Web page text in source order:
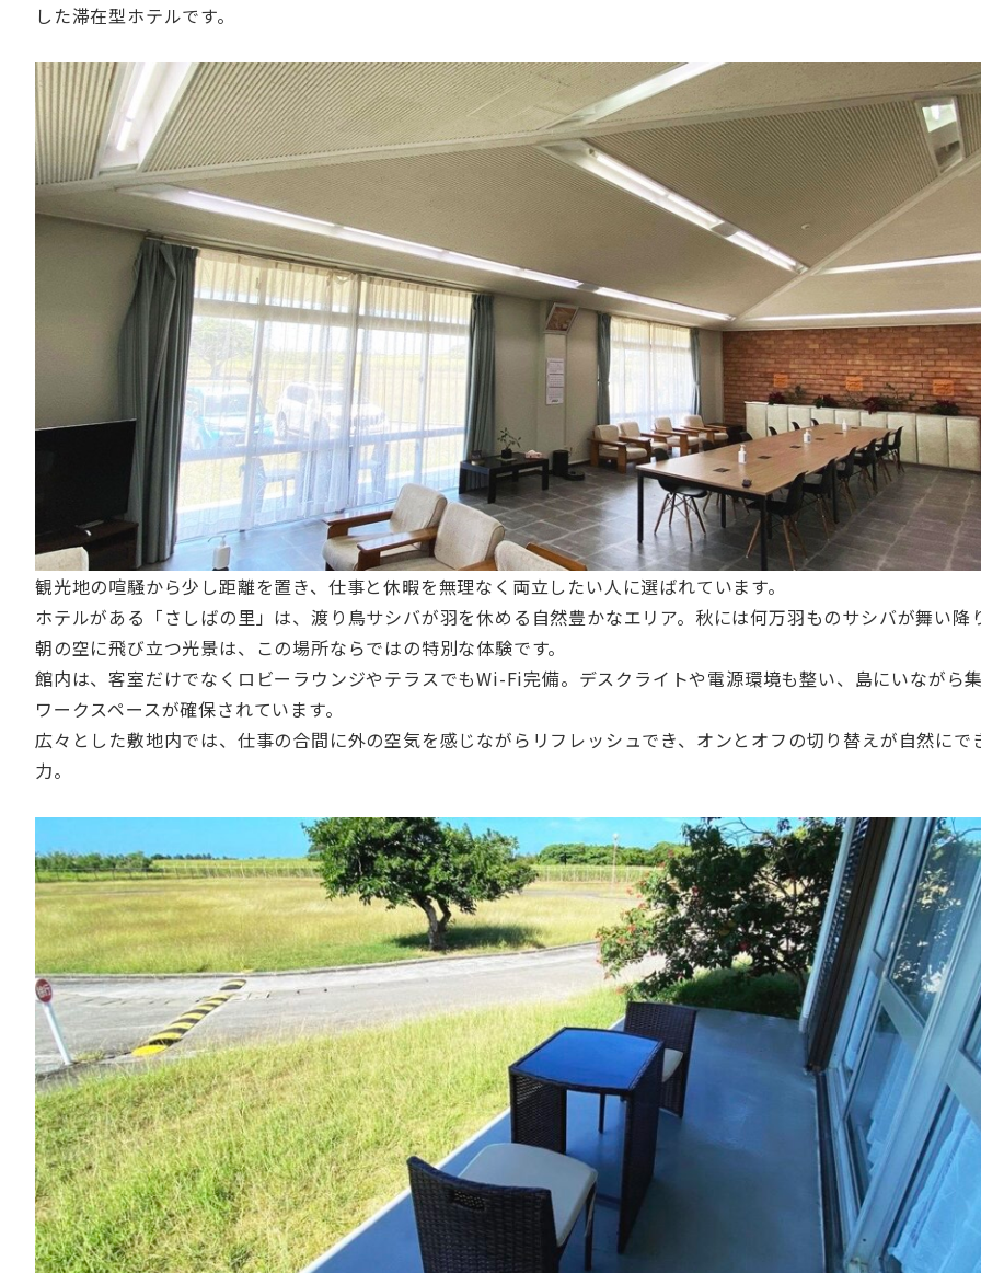
した滞在型ホテルです。
観光地の喧騒から少し距離を置き、仕事と休暇を無理なく両立したい人に選ばれています。
ホテルがある「さしばの里」は、渡り鳥サシバが羽を休める自然豊かなエリア。秋には何万羽ものサシバが舞い降
朝の空に飛び立つ光景は、この場所ならではの特別な体験です。
館内は、客室だけでなくロビーラウンジやテラスでもWi-Fi完備。デスクライトや電源環境も整い、島にいながら
ワークスペースが確保されています。
広々とした敷地内では、仕事の合間に外の空気を感じながらリフレッシュでき、オンとオフの切り替えが自然にで
力。